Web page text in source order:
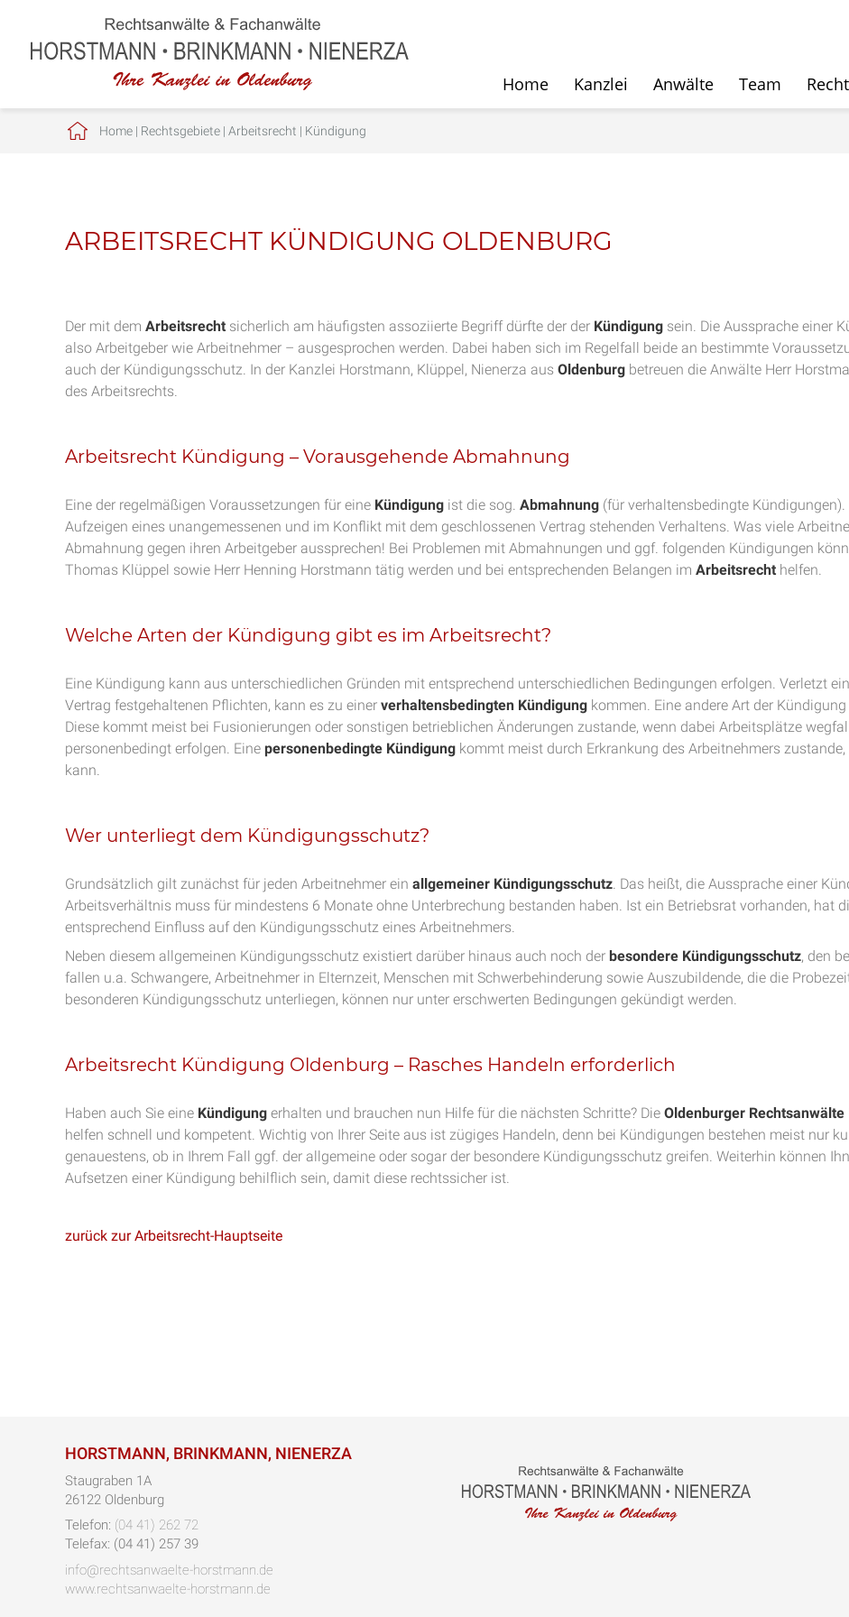
Home Kanzlei Anwälte Team
Home| Rechtsgebiete| Arbeitsrecht | Kündigung
ARBEITSRECHT KÜNDIGUNG OLDENBURG
Der mit dem Arbeitsrecht sicherlich am häufigsten assoziierte Begriff dürfte der der Kündigung sein. Die Aussprache einer
also Arbeitgeber wie Arbeitnehmer – ausgesprochen werden. Dabei haben sich im Regelfall beide an bestimmte
auch der Kündigungsschutz. In der Kanzlei Horstmann, Klüppel, Nienerza aus Oldenburg betreuen die Anwälte Herr
des Arbeitsrechts.
Arbeitsrecht Kündigung – Vorausgehende Abmahnung
Eine der regelmäßigen Voraussetzungen für eine Kündigung ist die sog. Abmahnung (für verhaltensbedingte
Aufzeigen eines unangemessenen und im Konflikt mit dem geschlossenen Vertrag stehenden Verhaltens. Was viele
Abmahnung gegen ihren Arbeitgeber aussprechen! Bei Problemen mit Abmahnungen und ggf. folgenden Kündigungen
Thomas Klüppel sowie Herr Henning Horstmann tätig werden und bei entsprechenden Belangen im Arbeitsrecht helfen.
Welche Arten der Kündigung gibt es im Arbeitsrecht?
Eine Kündigung kann aus unterschiedlichen Gründen mit entsprechend unterschiedlichen Bedingungen erfolgen. Verletzt
Vertrag festgehaltenen Pflichten, kann es zu einer verhaltensbedingten Kündigung kommen. Eine andere Art der
Diese kommt meist bei Fusionierungen oder sonstigen betrieblichen Änderungen zustande, wenn dabei Arbeitsplätze
personenbedingt erfolgen. Eine personenbedingte Kündigung kommt meist durch Erkrankung des Arbeitnehmers
kann.
Wer unterliegt dem Kündigungsschutz?
Grundsätzlich gilt zunächst für jeden Arbeitnehmer ein allgemeiner Kündigungsschutz. Das heißt, die Aussprache einer
Arbeitsverhältnis muss für mindestens 6 Monate ohne Unterbrechung bestanden haben. Ist ein Betriebsrat vorhanden, hat
entsprechend Einfluss auf den Kündigungsschutz eines Arbeitnehmers.
Neben diesem allgemeinen Kündigungsschutz existiert darüber hinaus auch noch der besondere Kündigungsschutz, den
fallen u.a. Schwangere, Arbeitnehmer in Elternzeit, Menschen mit Schwerbehinderung sowie Auszubildende, die die
besonderen Kündigungsschutz unterliegen, können nur unter erschwerten Bedingungen gekündigt werden.
Arbeitsrecht Kündigung Oldenburg – Rasches Handeln erforderlich
Haben auch Sie eine Kündigung erhalten und brauchen nun Hilfe für die nächsten Schritte? Die Oldenburger Rechtsanwälte
helfen schnell und kompetent. Wichtig von Ihrer Seite aus ist zügiges Handeln, denn bei Kündigungen bestehen meist nur
genauestens, ob in Ihrem Fall ggf. der allgemeine oder sogar der besondere Kündigungsschutz greifen. Weiterhin können
Aufsetzen einer Kündigung behilflich sein, damit diese rechtssicher ist.
zurück zur Arbeitsrecht-Hauptseite
HORSTMANN, BRINKMANN, NIENERZA
Staugraben 1A
26122 Oldenburg
Telefon: (04 41) 262 72
Telefax: (04 41) 257 39
info@rechtsanwaelte-horstmann.de
www.rechtsanwaelte-horstmann.de